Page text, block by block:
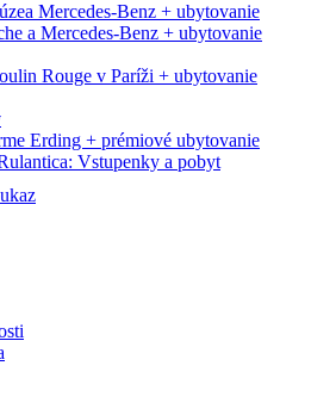
Mercedes-Benz + ubytovanie
a Mercedes-Benz + ubytovanie
Rouge v Paríži + ubytovanie
Erding + prémiové ubytovanie
Vstupenky a pobyt